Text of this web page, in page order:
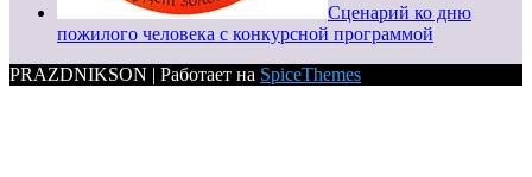
Сценарий ко дню
пожилого человека с конкурсной программой
PRAZDNIKSON | Работает на SpiceThemes